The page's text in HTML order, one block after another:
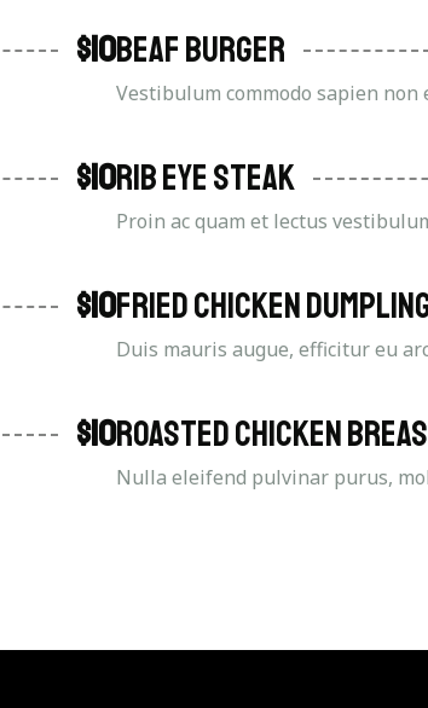
$10
$10
$10
$10
Beaf Burger
Vestibulum commodo sapien
Rib Eye Steak
Proin ac quam et lectus
Fried Chicken
Duis mauris augue, efficitur eu
Roasted Chicken
Nulla eleifend pulvinar purus,